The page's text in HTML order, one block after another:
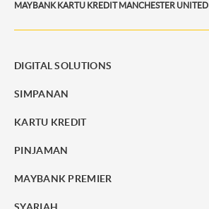
MAYBANK KARTU KREDIT MANCHESTER UNITED
DIGITAL SOLUTIONS
SIMPANAN
KARTU KREDIT
PINJAMAN
MAYBANK PREMIER